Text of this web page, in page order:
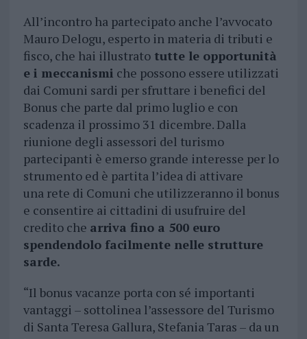
All’incontro ha partecipato anche l’avvocato
Mauro Delogu, esperto in materia di tributi e
fisco, che hai illustratotutte le opportunità
e i meccanismi che possono essere utilizzati
dai Comuni sardi per sfruttare i benefici del
Bonus che parte dal primo luglio e con
scadenza il prossimo 31 dicembre. Dalla
riunione degli assessori del turismo
partecipanti è emerso grande interesse per lo
strumento ed è partita l’idea di attivare
una rete di Comuni che utilizzeranno il bonus
e consentire ai cittadini di usufruire del
credito che arriva fino a 500 euro
spendendolo facilmente nelle strutture
sarde.
“Il bonus vacanze porta con sé importanti
vantaggi – sottolinea l’assessore del Turismo
di Santa Teresa Gallura, Stefania Taras – da un